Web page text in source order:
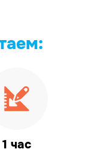
1 час